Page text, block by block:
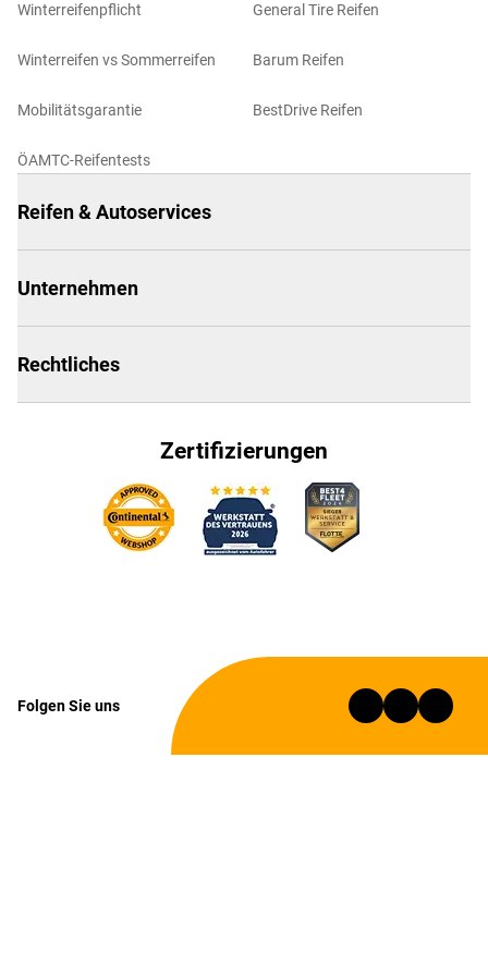
Winterreifenpflicht
Winterreifen vs Sommerreifen
Mobilitätsgarantie
ÖAMTC-Reifentests
General Tire Reifen
Barum Reifen
BestDrive Reifen
Reifen & Autoservices
Unternehmen
Rechtliches
Zertifizierungen
Folgen Sie uns